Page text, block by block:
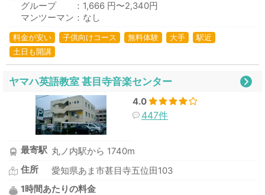
グループ ：1,666 円〜2,340円
マンツーマン：なし
料金が安い 子供向けコース 無料体験 大手
駅近
土日も開講
ヤマハ英語教室 甚目寺音楽センター
4.0
447件
最寄駅 丸ノ内駅から 1740m
住所
愛知県あま市甚目寺五位田103
1時間あたりの料金